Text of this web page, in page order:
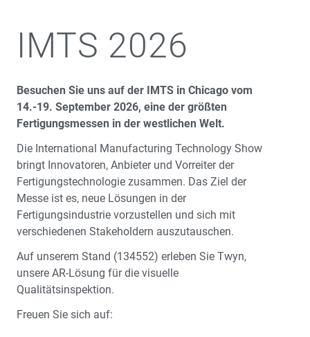
IMTS 2026
Besuchen Sie uns auf der IMTS in Chicago vom
14.-19. September 2026, eine der größten
Fertigungsmessen in der westlichen Welt.
Die International Manufacturing Technology Show
bringt Innovatoren, Anbieter und Vorreiter der
Fertigungstechnologie zusammen. Das Ziel der
Messe ist es, neue Lösungen in der
Fertigungsindustrie vorzustellen und sich mit
verschiedenen Stakeholdern auszutauschen.
Auf unserem Stand (134552) erleben Sie Twyn,
unsere AR-Lösung für die visuelle
Qualitätsinspektion.
Freuen Sie sich auf: